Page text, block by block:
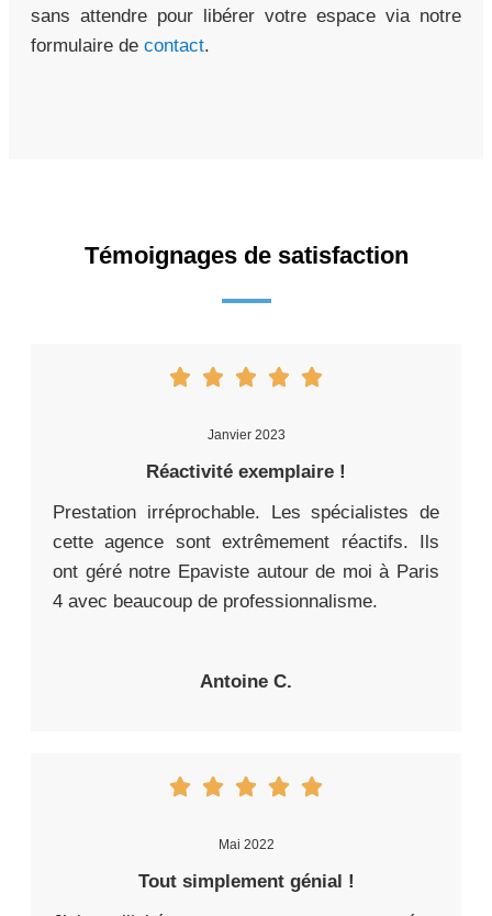
sans attendre pour libérer votre espace via notre
formulaire de contact.
Témoignages de satisfaction
Janvier 2023
Réactivité exemplaire !
Prestation irréprochable. Les spécialistes de
cette agence sont extrêmement réactifs. Ils
ont géré notre Epaviste autour de moi à Paris
4 avec beaucoup de professionnalisme.
Antoine C.
Mai 2022
Tout simplement génial !